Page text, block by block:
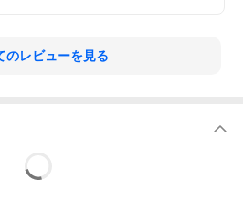
のレビューを見る